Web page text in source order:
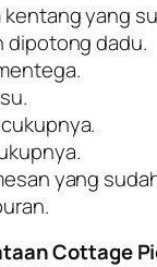
kentang yang
dipotong dadu.
yang
Cottage